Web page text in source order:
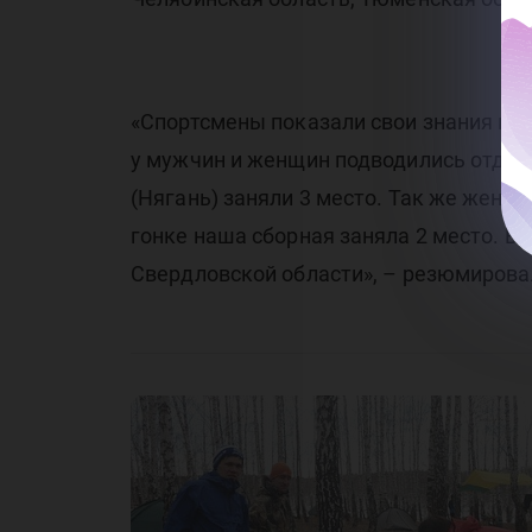
«Спортсмены показали свои знания
у мужчин и женщин подводились
(Нягань) заняли 3 место. Так же
гонке наша сборная заняла 2 место.
Свердловской области», –